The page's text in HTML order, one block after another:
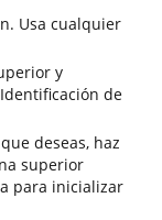
Usa cualquier
y
de
deseas, haz
superior
para inicializar